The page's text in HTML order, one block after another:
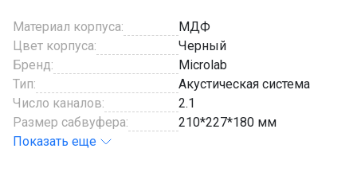
Материал корпуса:
МДФ
Цвет корпуса:
Черный
Бренд:
Microlab
Тип:
Акустическая система
Число каналов:
2.1
Размер сабвуфера:
210*227*180 мм
Показать еще